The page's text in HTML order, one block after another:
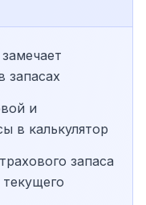
запасах
и
в калькулятор
запаса